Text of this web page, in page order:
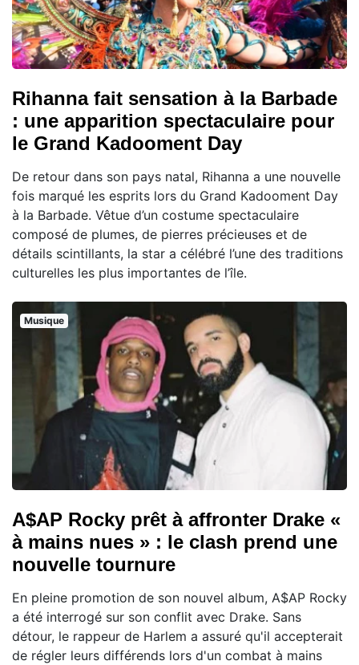
Rihanna fait sensation à la Barbade
: une apparition spectaculaire pour
le Grand Kadooment Day
De retour dans son pays natal, Rihanna a une nouvelle
fois marqué les esprits lors du Grand Kadooment Day
à la Barbade. Vêtue d’un costume spectaculaire
composé de plumes, de pierres précieuses et de
détails scintillants, la star a célébré l’une des traditions
culturelles les plus importantes de l’île.
Musique
A$AP Rocky prêt à affronter Drake «
à mains nues » : le clash prend une
nouvelle tournure
En pleine promotion de son nouvel album, A$AP Rocky
a été interrogé sur son conflit avec Drake. Sans
détour, le rappeur de Harlem a assuré qu'il accepterait
de régler leurs différends lors d'un combat à mains